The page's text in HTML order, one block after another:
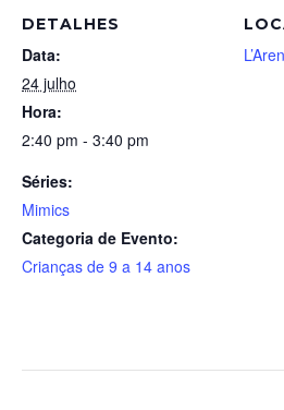
DETALHES
Data:
24 julho
Hora:
2:40 pm - 3:40 pm
Séries:
Mimics
Categoria de Evento:
Crianças de 9 a 14 anos